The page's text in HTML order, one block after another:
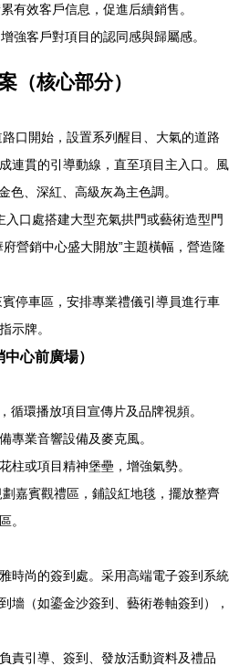
有效客戶信息，促進后續銷售。
強客戶對項目的認同感與歸屬感。
（核心部分）
口開始，設置系列醒目、大氣的道路
連貫的引導動線，直至項目主入口。風
色、深紅、高級灰為主色調。
入口處搭建大型充氣拱門或藝術造型門
營銷中心盛大開放”主題橫幅，營造隆
停車區，安排專業禮儀引導員進行車
示牌。
心前廣場）
循環播放項目宣傳片及品牌視頻。
專業音響設備及麥克風。
柱或項目精神堡壘，增強氣勢。
嘉賓觀禮區，鋪設紅地毯，擺放整齊
。
時尚的簽到處。采用高端電子簽到系統
墻（如鎏金沙簽到、藝術卷軸簽到），
責引導、簽到、發放活動資料及禮品